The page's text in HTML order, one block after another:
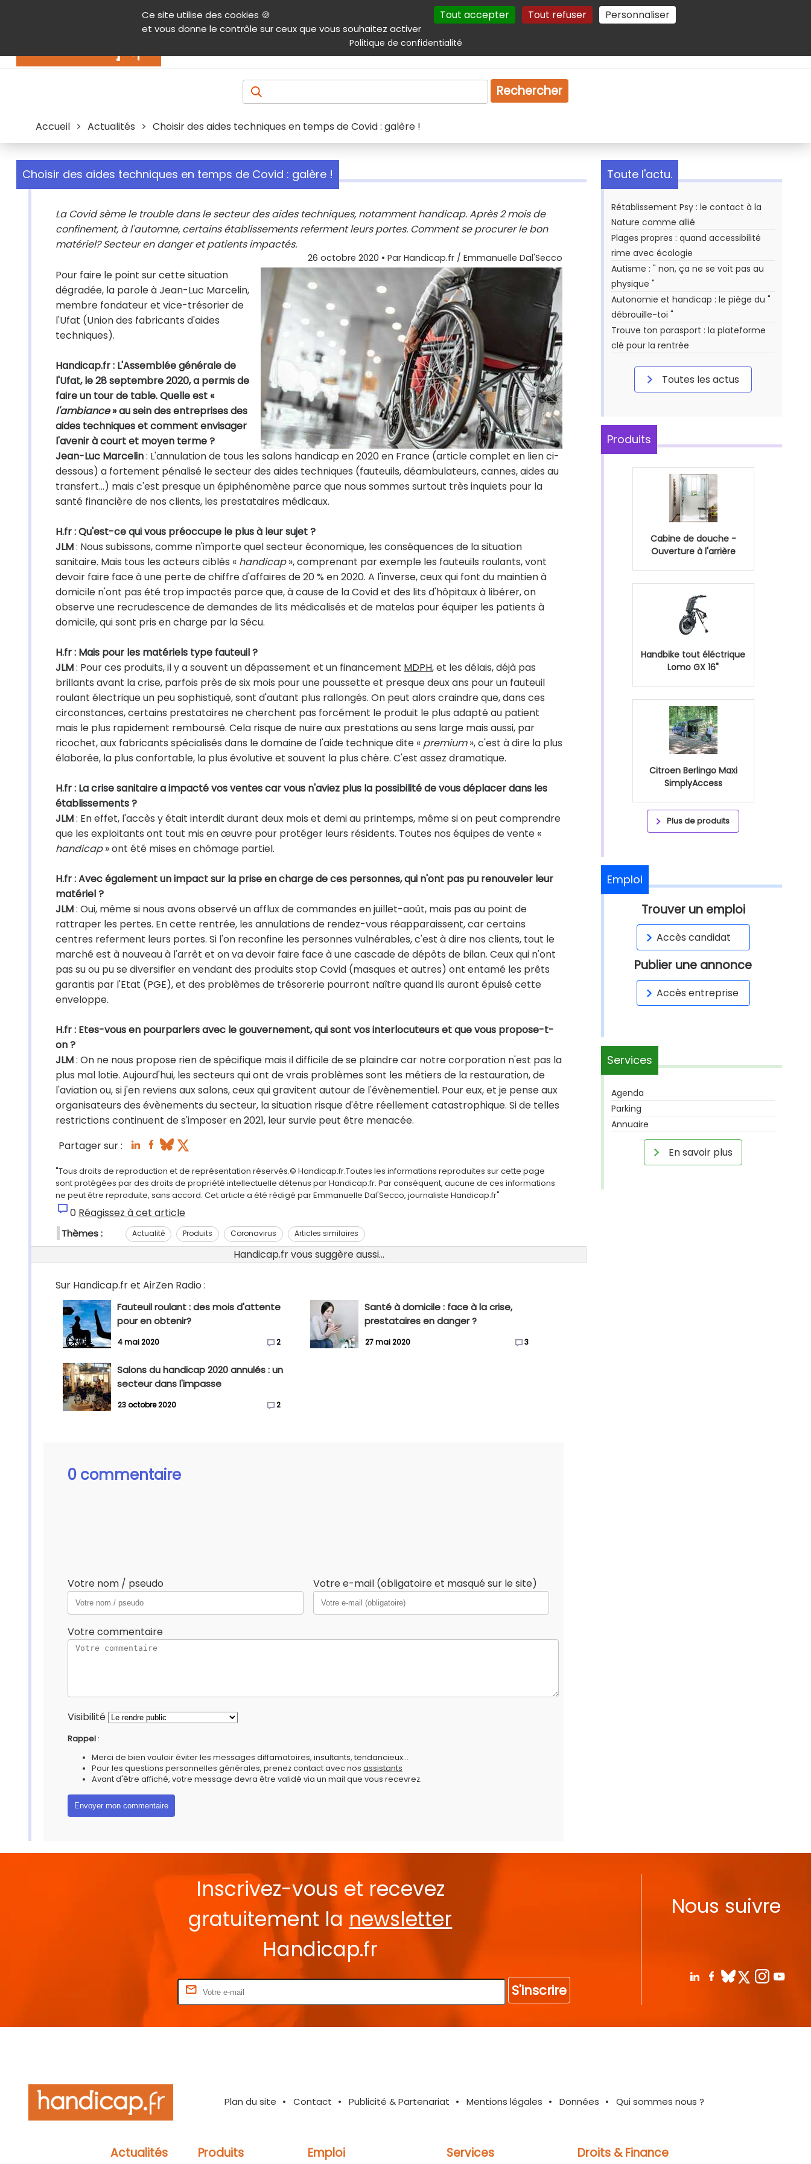
Ce site utilise des cookies 🍪
et vous donne le contrôle sur ceux que vous souhaitez activer
Tout accepter Tout refuser Personnaliser
Politique de confidentialité
Contenu Aide et accessibilité Menu principal Autres services Plan du site Gestion des cookies
Produits & services Emploi Droit
Rechercher
Accueil > Actualités > Choisir des aides techniques en temps de Covid : galère !
Choisir des aides techniques en temps de Covid : galère !
La Covid sème le trouble dans le secteur des aides techniques, notamment handicap. Après 2 mois de
confinement, à l'automne, certains établissements referment leurs portes. Comment se procurer le bon
matériel? Secteur en danger et patients impactés.
26 octobre 2020 • Par Handicap.fr / Emmanuelle Dal'Secco
Pour faire le point sur cette situation
dégradée, la parole à Jean-Luc Marcelin,
membre fondateur et vice-trésorier de
l'Ufat (Union des fabricants d'aides
techniques).
Handicap.fr : L'Assemblée générale de
l'Ufat, le 28 septembre 2020, a permis de
faire un tour de table. Quelle est «
l'ambiance» au sein des entreprises des
aides techniques et comment envisager
l'avenir à court et moyen terme ?
Jean-Luc Marcelin: L'annulation de tous les salons handicap en 2020 en France (article complet en lien ci-
dessous) a fortement pénalisé le secteur des aides techniques (fauteuils, déambulateurs, cannes, aides au
transfert…) mais c'est presque un épiphénomène parce que nous sommes surtout très inquiets pour la
santé financière de nos clients, les prestataires médicaux.
H.fr : Qu'est-ce qui vous préoccupe le plus à leur sujet ?
JLM: Nous subissons, comme n'importe quel secteur économique, les conséquences de la situation
sanitaire. Mais tous les acteurs ciblés « handicap», comprenant par exemple les fauteuils roulants, vont
devoir faire face à une perte de chiffre d'affaires de 20 % en 2020. A l'inverse, ceux qui font du maintien à
domicile n'ont pas été trop impactés parce que, à cause de la Covid et des lits d'hôpitaux à libérer, on
observe une recrudescence de demandes de lits médicalisés et de matelas pour équiper les patients à
domicile, qui sont pris en charge par la Sécu.
H.fr : Mais pour les matériels type fauteuil ?
JLM: Pour ces produits, il y a souvent un dépassement et un financement MDPH, et les délais, déjà pas
brillants avant la crise, parfois près de six mois pour une poussette et presque deux ans pour un fauteuil
roulant électrique un peu sophistiqué, sont d'autant plus rallongés. On peut alors craindre que, dans ces
circonstances, certains prestataires ne cherchent pas forcément le produit le plus adapté au patient
mais le plus rapidement remboursé. Cela risque de nuire aux prestations au sens large mais aussi, par
ricochet, aux fabricants spécialisés dans le domaine de l'aide technique dite « premium», c'est à dire la plus
élaborée, la plus confortable, la plus évolutive et souvent la plus chère. C'est assez dramatique.
H.fr : La crise sanitaire a impacté vos ventes car vous n'aviez plus la possibilité de vous déplacer dans les
établissements ?
JLM: En effet, l'accès y était interdit durant deux mois et demi au printemps, même si on peut comprendre
que les exploitants ont tout mis en œuvre pour protéger leurs résidents. Toutes nos équipes de vente «
handicap» ont été mises en chômage partiel.
H.fr : Avec également un impact sur la prise en charge de ces personnes, qui n'ont pas pu renouveler leur
matériel ?
JLM: Oui, même si nous avons observé un afflux de commandes en juillet-août, mais pas au point de
rattraper les pertes. En cette rentrée, les annulations de rendez-vous réapparaissent, car certains
centres referment leurs portes. Si l'on reconfine les personnes vulnérables, c'est à dire nos clients, tout le
marché est à nouveau à l'arrêt et on va devoir faire face à une cascade de dépôts de bilan. Ceux qui n'ont
pas su ou pu se diversifier en vendant des produits stop Covid (masques et autres) ont entamé les prêts
garantis par l'Etat (PGE), et des problèmes de trésorerie pourront naître quand ils auront épuisé cette
enveloppe.
H.fr : Etes-vous en pourparlers avec le gouvernement, qui sont vos interlocuteurs et que vous propose-t-
on ?
JLM: On ne nous propose rien de spécifique mais il difficile de se plaindre car notre corporation n'est pas la
plus mal lotie. Aujourd'hui, les secteurs qui ont de vrais problèmes sont les métiers de la restauration, de
l'aviation ou, si j'en reviens aux salons, ceux qui gravitent autour de l'évènementiel. Pour eux, et je pense aux
organisateurs des évènements du secteur, la situation risque d'être réellement catastrophique. Si de telles
restrictions continuent de s'imposer en 2021, leur survie peut être menacée.
Partager sur :
"Tous droits de reproduction et de représentation réservés.© Handicap.fr.Toutes les informations reproduites sur cette page
sont protégées par des droits de propriété intellectuelle détenus par Handicap.fr. Par conséquent, aucune de ces informations
ne peut être reproduite, sans accord. Cet article a été rédigé par Emmanuelle Dal'Secco, journaliste Handicap.fr"
0 Réagissez à cet article
Thèmes : Actualité Produits Coronavirus Articles similaires
Handicap.fr vous suggère aussi...
Sur Handicap.fr et AirZen Radio :
Fauteuil roulant : des mois d'attente
pour en obtenir?
4 mai 2020 2
Santé à domicile : face à la crise,
prestataires en danger ?
27 mai 2020 3
Salons du handicap 2020 annulés : un
secteur dans l'impasse
23 octobre 2020 2
0 commentaire
Votre nom / pseudo Votre e-mail (obligatoire et masqué sur le site)
Votre commentaire
Visibilité
Rappel :
Merci de bien vouloir éviter les messages diffamatoires, insultants, tendancieux...
Pour les questions personnelles générales, prenez contact avec nos assistants
Avant d'être affiché, votre message devra être validé via un mail que vous recevrez.
Toute l'actu.
Rétablissement Psy : le contact à la
Nature comme allié
Plages propres : quand accessibilité
rime avec écologie
Autisme : " non, ça ne se voit pas au
physique "
Autonomie et handicap : le piège du "
débrouille-toi "
Trouve ton parasport : la plateforme
clé pour la rentrée
Toutes les actus
Produits
Cabine de douche -
Ouverture à l'arrière
Handbike tout éléctrique
Lomo GX 16"
Citroen Berlingo Maxi
SimplyAccess
Plus de produits
Emploi
Trouver un emploi
Accès candidat
Publier une annonce
Accès entreprise
Services
Agenda
Parking
Annuaire
En savoir plus
Inscrivez-vous et recevez
gratuitement la newsletter
Handicap.fr
S'inscrire
Nous suivre
Plan du site Contact Publicité & Partenariat Mentions légales Données Qui sommes nous ?
Actualités Produits Emploi Services Droits & Finance